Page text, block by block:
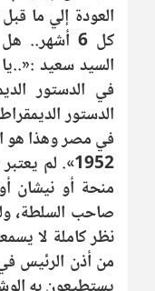
كل 6
في الدستور
في مصر وهذا هو
1952». لم
منحة أو نيشان
صاحب السلطة،
نظر كاملة لا
من أذن الرئيس في